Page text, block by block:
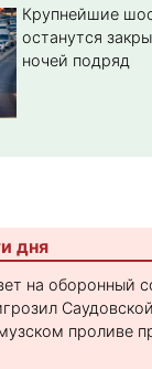
Крупнейшие
останутся
ночей подряд
дня
на оборонный
проливе